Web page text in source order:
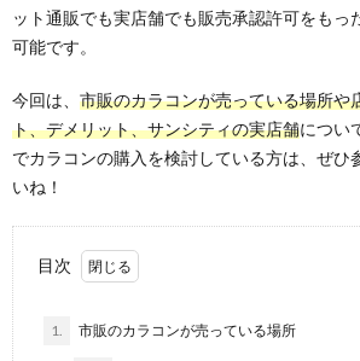
ット通販でも実店舗でも販売承認許可をもっ
可能です。
今回は、 市販のカラコンが売っている場所や
ト、デメリット、サンシティの実店舗につい
でカラコンの購入を検討している方は、ぜひ
いね！
目次
1. 市販のカラコンが売っている場所